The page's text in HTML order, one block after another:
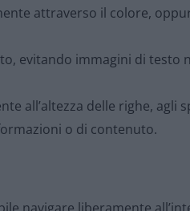
attraverso il colore,
evitando immagini di testo
all’altezza delle righe, agli
o di contenuto.